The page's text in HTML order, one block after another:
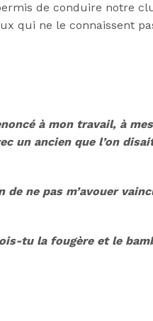
de conduire notre
qui ne le connaissent
à mon travail, à
un ancien que l’on
ne pas m’avouer
tu la fougère et le